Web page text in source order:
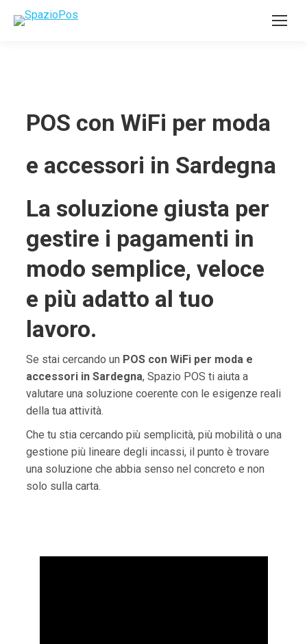
POS con WiFi per moda
e accessori in Sardegna
La soluzione giusta per
gestire i pagamenti in
modo semplice, veloce
e più adatto al tuo
lavoro.
Se stai cercando un POS con WiFi per moda e
accessori in Sardegna, Spazio POS ti aiuta a
valutare una soluzione coerente con le esigenze reali
della tua attività.
Che tu stia cercando più semplicità, più mobilità o una
gestione più lineare degli incassi, il punto è trovare
una soluzione che abbia senso nel concreto e non
solo sulla carta.